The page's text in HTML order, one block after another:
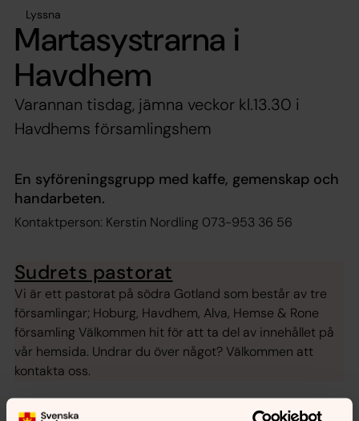
Lyssna
Martasystrarna i
Havdhem
Varannan tisdag, jämna veckor kl.13.30 i
Havdhems församlingshem
En syföreningsgrupp med kaffe, gemenskap och
handarbeten.
Kontaktperson: Kerstin Nordling 073-953 36 56
Sudrets pastorat
Vi är ett pastorat på södra Gotland som består av tre
församlingar; Hoburg, Havdhem, Alva, Hemse & Rone
församling Välkommen hit för att ta del av innehållet på
vår hemsida. Undrar du över något? Välkommen att
kontakta oss.